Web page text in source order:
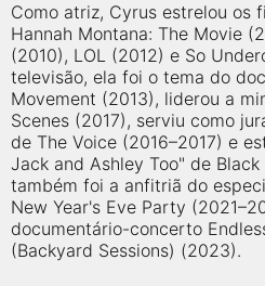
Como atriz, Cyrus estrelou os
Hannah Montana: The Movie
(2010), LOL (2012) e So
televisão, ela foi o tema do
Movement (2013), liderou a
Scenes (2017), serviu como
de The Voice (2016–2017) e
Jack and Ashley Too" de
também foi a anfitriã do
New Year's Eve Party
documentário-concerto
(Backyard Sessions) (2023).